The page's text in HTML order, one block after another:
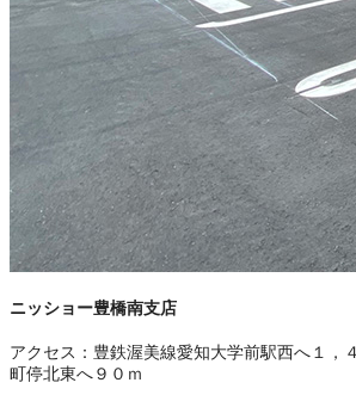
ニッショー豊橋南支店
アクセス： 豊鉄渥美線愛知大学前駅西へ１，
町停北東へ９０ｍ